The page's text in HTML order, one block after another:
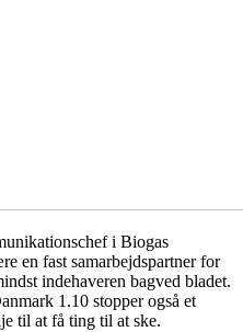
i Biogas
en fast samarbejdspartner for
indehaveren bagved bladet.
1.10 stopper også et
til at få ting til at ske.